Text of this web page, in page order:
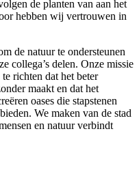
de planten van aan het
hebben wij vertrouwen in
de natuur te ondersteunen
collega’s delen. Onze missie
richten dat het beter
maakt en dat het
oases die stapstenen
We maken van de stad
en natuur verbindt